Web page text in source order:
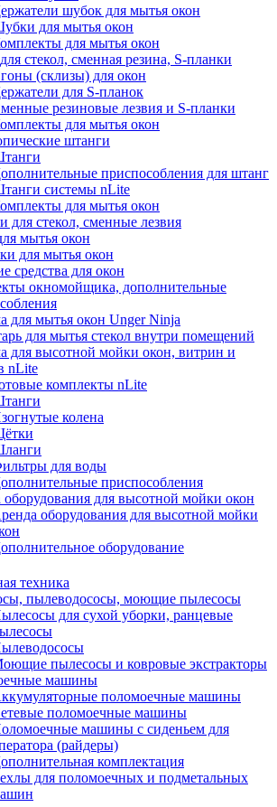
шубок для мытья окон
для мытья окон
для мытья окон
стекол, сменная резина, S-планки
(склизы) для окон
для S-планок
резиновые лезвия и S-планки
для мытья окон
штанги
приспособления для штанг
системы nLite
для мытья окон
для стекол, сменные лезвия
мытья окон
для мытья окон
средства для окон
окномойщика, дополнительные
для мытья окон Unger Ninja
для мытья стекол внутри помещений
для высотной мойки окон, витрин и
nLite
комплекты nLite
колена
для воды
приспособления
оборудования для высотной мойки окон
оборудования для высотной мойки
оборудование
техника
пылеводососы, моющие пылесосы
для сухой уборки, ранцевые
пылесосы и ковровые экстракторы
машины
поломоечные машины
поломоечные машины
машины с сиденьем для
(райдеры)
комплектация
для поломоечных и подметальных